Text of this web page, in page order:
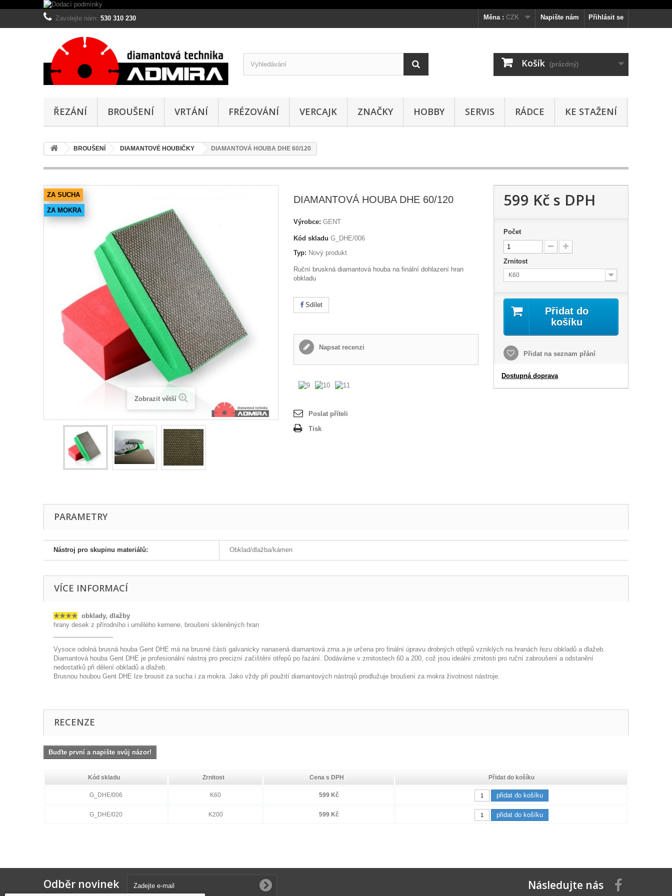
Přihlásit se
Napište nám
Zavolejte nám: 530 310 230 Měna : CZK
Košík (prázdný)
ŘEZÁNÍ BROUŠENÍ VRTÁNÍ FRÉZOVÁNÍ VERCAJK ZNAČKY HOBBY SERVIS RÁDCE KE STAŽENÍ
BROUŠENÍ DIAMANTOVÉ HOUBIČKY DIAMANTOVÁ HOUBA DHE 60/120
ZA SUCHA
ZA MOKRA
Zobrazit větší
DIAMANTOVÁ HOUBA DHE 60/120
Výrobce: GENT
Kód skladu G_DHE/006
Typ: Nový produkt
Ruční bruskná diamantová houba na finální dohlazení hran
obkladu
Sdílet
Napsat recenzi
Poslat příteli
Tisk
599 Kčs DPH
Počet
Zrnitost
K60
Přidat do
košíku
Přidat na seznam přání
Dostupná doprava
PARAMETRY
Nástroj pro skupinu materiálů: Obklad/dlažba/kámen
VÍCE INFORMACÍ
★★★★ obklady, dlažby
hrany desek z přírodního i umělého kemene, broušení skleněných hran
Vysoce odolná brusná houba Gent DHE má na brusné části galvanicky nanasená diamantová zrna a je určena pro finální úpravu drobných otřepů vzniklých na hranách řezu obkladů a dlažeb.
Diamantová houba Gent DHE je profesionální nástroj pro precizní začištění otřepů po řazání. Dodáváme v zrnitostech 60 a 200, což jsou ideální zrnitosti pro ruční zabroušení a odstanění
nedostatků při dělení obkladů a dlažeb.
Brusnou houbou Gent DHE lze brousit za sucha i za mokra. Jako vždy při použití diamantových nástrojů prodlužuje broušení za mokra životnost nástroje.
RECENZE
Buďte první a napište svůj názor!
Kód skladu Zrnitost Cena s DPH Přidat do košíku
G_DHE/006 K60 599 Kč přidat do košíku
G_DHE/020 K200 599 Kč přidat do košíku
Odběr novinek Následujte nás